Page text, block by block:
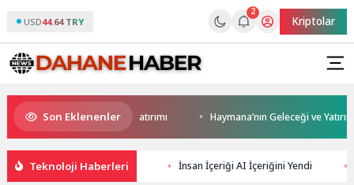
USD44.64 TRY
2
Kriptolar
Son Eklenenler
modern ulaşım yatırımı Haymana’nın Geleceği ve Yatırım
Teknoloji Haberleri İnsan İçeriği AI İçeriğini Yendi